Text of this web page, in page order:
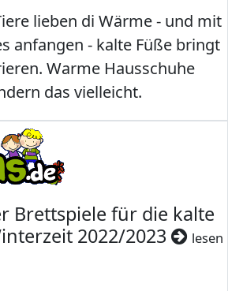
lieben di Wärme - und mit
anfangen - kalte Füße bringt
Warme Hausschuhe
das vielleicht.
Brettspiele für die kalte
2022/2023
lesen